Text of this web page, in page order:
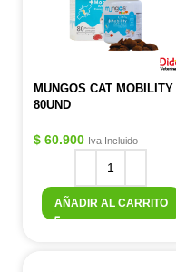
MUNGOS CAT MOBILITY
80UND
$ 60.900 Iva Incluido
AÑADIR AL CARRITO